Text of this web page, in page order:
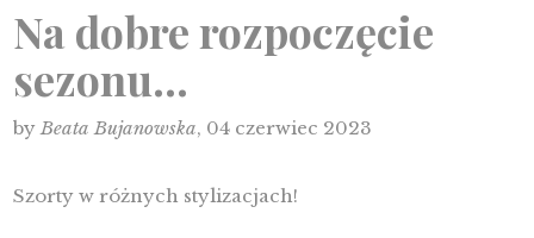
Na dobre rozpoczęcie
sezonu...
by Beata Bujanowska, 04 czerwiec 2023
Szorty w różnych stylizacjach!